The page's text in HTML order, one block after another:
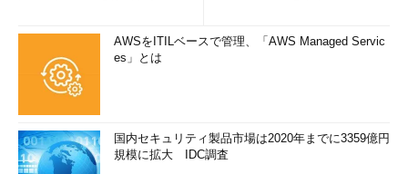
AWSをITILベースで管理、「AWS Managed Servic
es」とは
国内セキュリティ製品市場は2020年までに3359億円
規模に拡大 IDC調査